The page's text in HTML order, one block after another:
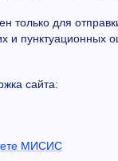
только для
и пунктуационных
сайта:
МИСИС